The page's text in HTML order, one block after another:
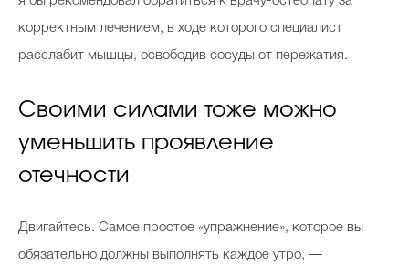
корректным лечением, в ходе которого специалист
расслабит мышцы, освободив сосуды от пережатия.
Своими силами тоже можно
уменьшить проявление
отечности
Двигайтесь. Самое простое «упражнение», которое вы
обязательно должны выполнять каждое утро, —